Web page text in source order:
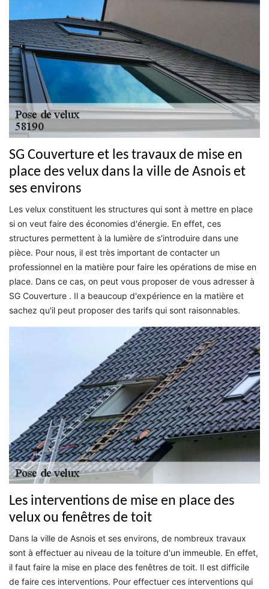
SG Couverture et les travaux de mise en
place des velux dans la ville de Asnois et
ses environs
Les velux constituent les structures qui sont à mettre en place
si on veut faire des économies d'énergie. En effet, ces
structures permettent à la lumière de s'introduire dans une
pièce. Pour nous, il est très important de contacter un
professionnel en la matière pour faire les opérations de mise en
place. Dans ce cas, on peut vous proposer de vous adresser à
SG Couverture . Il a beaucoup d'expérience en la matière et
sachez qu'il peut proposer des tarifs qui sont raisonnables.
Les interventions de mise en place des
velux ou fenêtres de toit
Dans la ville de Asnois et ses environs, de nombreux travaux
sont à effectuer au niveau de la toiture d'un immeuble. En effet,
il faut faire la mise en place des fenêtres de toit. Il est difficile
de faire ces interventions. Pour effectuer ces interventions qui